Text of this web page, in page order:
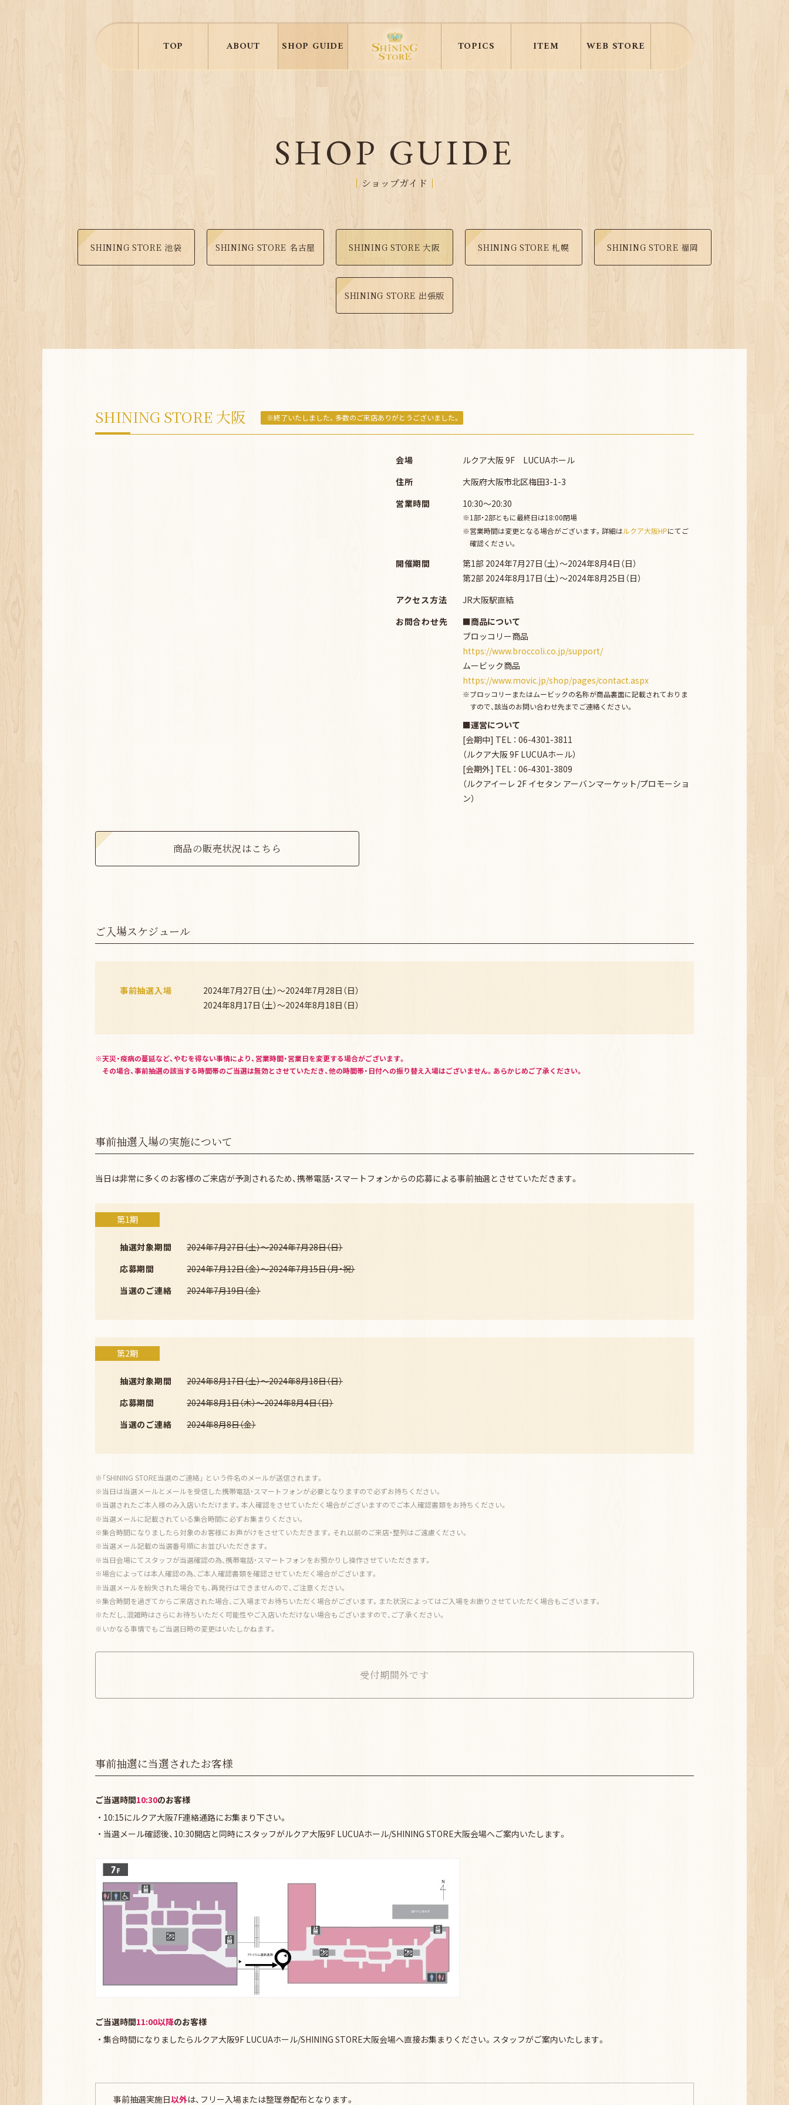
TOP ABOUT SHOP GUIDE TOPICS ITEM WEB STORE
SHOP GUIDE
ショップガイド
SHINING STORE 池袋 SHINING STORE 名古屋 SHINING STORE 大阪 SHINING STORE 札幌 SHINING STORE 福岡
SHINING STORE 出張版
SHINING STORE 大阪 ※終了いたしました。多数のご来店ありがとうございました。
会場
ルクア大阪 9F LUCUAホール
住所
大阪府大阪市北区梅田3-1-3
営業時間
10:30～20:30
1部・2部ともに最終日は18:00閉場
営業時間は変更となる場合がございます。詳細はルクア大阪HPにてご
確認ください。
開催期間
第1部 2024年7月27日（土）～2024年8月4日（日）
第2部 2024年8月17日（土）～2024年8月25日（日）
アクセス方法
JR大阪駅直結
お問合わせ先
■商品について
ブロッコリー商品
https://www.broccoli.co.jp/support/
ムービック商品
https://www.movic.jp/shop/pages/contact.aspx
ブロッコリーまたはムービックの名称が商品裏面に記載されておりま
すので、該当のお問い合わせ先までご連絡ください。
■運営について
[会期中] TEL ： 06-4301-3811
（ルクア大阪 9F LUCUAホール）
[会期外] TEL ： 06-4301-3809
（ルクアイーレ 2F イセタン アーバンマーケット/プロモーショ
ン）
商品の販売状況はこちら
ご入場スケジュール
事前抽選入場
2024年7月27日（土）～2024年7月28日（日）
2024年8月17日（土）～2024年8月18日（日）
天災・疫病の蔓延など、やむを得ない事情により、営業時間・営業日を変更する場合がございます。
その場合、事前抽選の該当する時間帯のご当選は無効とさせていただき、他の時間帯・日付への振り替え入場はございません。あらかじめご了承ください。
事前抽選入場の実施について
当日は非常に多くのお客様のご来店が予測されるため、携帯電話・スマートフォンからの応募による事前抽選とさせていただきます。
第1期
抽選対象期間
2024年7月27日（土）～2024年7月28日（日）
応募期間
2024年7月12日（金）～2024年7月15日（月・祝）
当選のご連絡
2024年7月19日（金）
第2期
抽選対象期間
2024年8月17日（土）～2024年8月18日（日）
応募期間
2024年8月1日（木）～2024年8月4日（日）
当選のご連絡
2024年8月8日（金）
「SHINING STORE当選のご連絡」 という件名のメールが送信されます。
当日は当選メールとメールを受信した携帯電話・スマートフォンが必要となりますので必ずお持ちください。
当選されたご本人様のみ入店いただけます。本人確認をさせていただく場合がございますのでご本人確認書類をお持ちください。
当選メールに記載されている集合時間に必ずお集まりください。
集合時間になりましたら対象のお客様にお声がけをさせていただきます。それ以前のご来店・整列はご遠慮ください。
当選メール記載の当選番号順にお並びいただきます。
当日会場にてスタッフが当選確認の為、携帯電話・スマートフォンをお預かりし操作させていただきます。
場合によっては本人確認の為、ご本人確認書類を確認させていただく場合がございます。
当選メールを紛失された場合でも、再発行はできませんので、ご注意ください。
集合時間を過ぎてからご来店された場合、ご入場までお待ちいただく場合がございます。また状況によってはご入場をお断りさせていただく場合もございます。
ただし、混雑時はさらにお待ちいただく可能性やご入店いただけない場合もございますので、ご了承ください。
いかなる事情でもご当選日時の変更はいたしかねます。
受付期間外です
事前抽選に当選されたお客様
ご当選時間10:30のお客様
10:15にルクア大阪7F連絡通路にお集まり下さい。
当選メール確認後、10:30開店と同時にスタッフがルクア大阪9F LUCUAホール/SHINING STORE大阪会場へご案内いたします。
ご当選時間11:00以降のお客様
集合時間になりましたらルクア大阪9F LUCUAホール/SHINING STORE大阪会場へ直接お集まりください。スタッフがご案内いたします。
事前抽選実施日以外は、フリー入場または整理券配布となります。